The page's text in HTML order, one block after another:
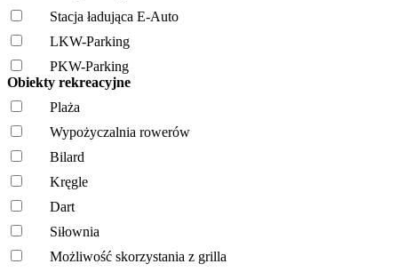
Stacja ładująca E-Auto
LKW-Parking
PKW-Parking
Obiekty rekreacyjne
Plaża
Wypożyczalnia rowerów
Bilard
Kręgle
Dart
Siłownia
Możliwość skorzystania z grilla